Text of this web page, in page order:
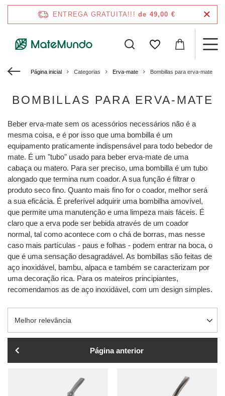
ENTREGA GRATUITA!!! de 49,00 €
Página inicial Categorias Erva-mate Bombillas para erva-mate
BOMBILLAS PARA ERVA-MATE
Beber erva-mate sem os acessórios necessários não é a
mesma coisa, e é por isso que uma bombilla é um
equipamento praticamente indispensável para todo bebedor de
mate. É um "tubo" usado para beber erva-mate de uma
cabaça ou matero. Para ser preciso, uma bombilla é um tubo
alongado que termina num coador. A sua função é filtrar o
produto seco fino. Quanto mais fino for o coador, melhor será
a sua eficácia. É preferível adquirir uma bombilha amovível,
que permite uma manutenção e uma limpeza mais fáceis. É
claro que a erva pode ser bebida através de um coador
normal, tal como acontece com o chá de borras, mas nesse
caso mais partículas - paus e folhas - podem entrar na boca, o
que é uma sensação desagradável. As bombillas são feitas de
aço inoxidável, bambu, alpaca e também se caracterizam por
uma decoração rica. Para os mateiros principiantes,
recomendamos as de aço inoxidável, com um design simples.
Alterar a ordenação
Melhor relevância
Página anterior